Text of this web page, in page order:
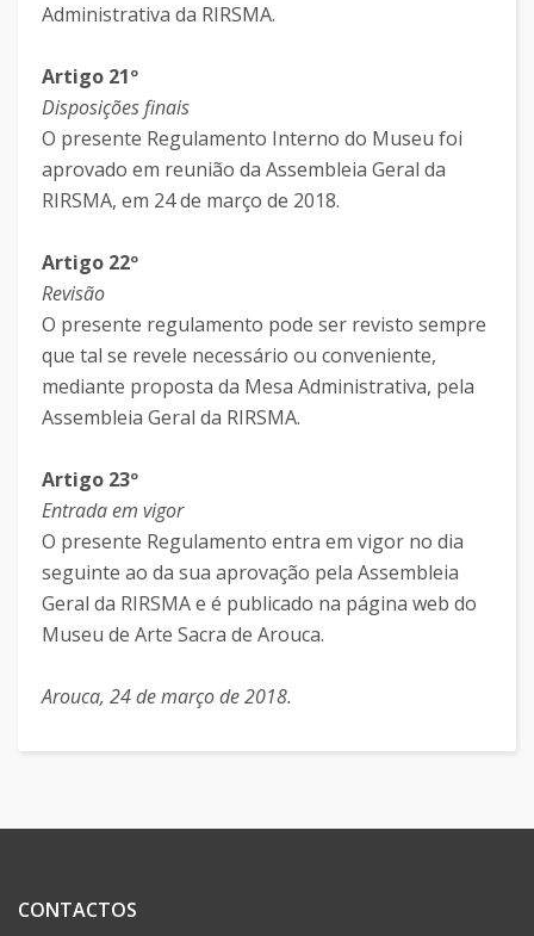
Administrativa da RIRSMA.
Artigo 21º
Disposições finais
O presente Regulamento Interno do Museu foi
aprovado em reunião da Assembleia Geral da
RIRSMA, em 24 de março de 2018.
Artigo 22º
Revisão
O presente regulamento pode ser revisto sempre
que tal se revele necessário ou conveniente,
mediante proposta da Mesa Administrativa, pela
Assembleia Geral da RIRSMA.
Artigo 23º
Entrada em vigor
O presente Regulamento entra em vigor no dia
seguinte ao da sua aprovação pela Assembleia
Geral da RIRSMA e é publicado na página web do
Museu de Arte Sacra de Arouca.
Arouca, 24 de março de 2018.
CONTACTOS